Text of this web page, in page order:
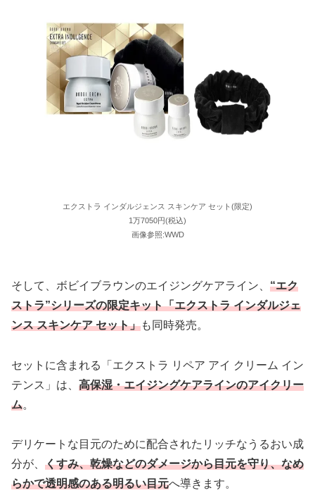
エクストラ インダルジェンス スキンケア セット(限定)
1万7050円(税込)
画像参照:WWD
そして、ボビイブラウンのエイジングケアライン、 “エク
ストラ”シリーズの限定キット「エクストラ インダルジェ
ンス スキンケア セット」も同時発売。
セットに含まれる「エクストラ リペア アイ クリーム イン
テンス」は、 高保湿・エイジングケアラインのアイクリー
ム。
デリケートな目元のために配合されたリッチなうるおい成
分が、 くすみ、乾燥などのダメージから目元を守り、なめ
らかで透明感のある明るい目元へ導きます。